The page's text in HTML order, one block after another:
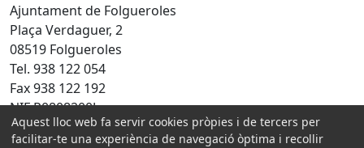
Ajuntament de Folgueroles
Plaça Verdaguer, 2
08519 Folgueroles
Tel. 938 122 054
Fax 938 122 192
NIF P0808200J
Amb la col·laboració de:
Aquest lloc web fa servir cookies pròpies i de tercers per
facilitar-te una experiència de navegació òptima i recollir